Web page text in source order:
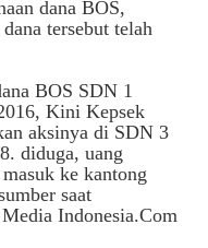
dana BOS,
tersebut telah
BOS SDN 1
Kini Kepsek
aksinya di SDN 3
diduga, uang
ke kantong
saat
Indonesia.Com